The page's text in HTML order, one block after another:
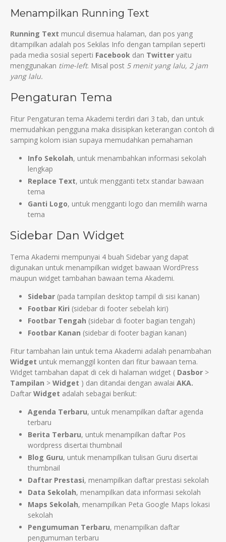
Menampilkan Running Text
Running Text muncul disemua halaman, dan pos yang
ditampilkan adalah pos Sekilas Info dengan tampilan seperti
pada media sosial seperti Facebook dan Twitter yaitu
menggunakan time-left. Misal post 5 menit yang lalu, 2 jam
yang lalu.
Pengaturan Tema
Fitur Pengaturan tema Akademi terdiri dari 3 tab, dan untuk
memudahkan pengguna maka disisipkan keterangan contoh di
samping kolom isian supaya memudahkan pemahaman
Info Sekolah, untuk menambahkan informasi sekolah
lengkap
Replace Text, untuk mengganti tetx standar bawaan
tema
Ganti Logo, untuk mengganti logo dan memilih warna
tema
Sidebar Dan Widget
Tema Akademi mempunyai 4 buah Sidebar yang dapat
digunakan untuk menampilkan widget bawaan WordPress
maupun widget tambahan bawaan tema Akademi.
Sidebar (pada tampilan desktop tampil di sisi kanan)
Footbar Kiri (sidebar di footer sebelah kiri)
Footbar Tengah (sidebar di footer bagian tengah)
Footbar Kanan (sidebar di footer bagian kanan)
Fitur tambahan lain untuk tema Akademi adalah penambahan
Widget untuk memanggil konten dari fitur bawaan tema.
Widget tambahan dapat di cek di halaman widget ( Dasbor >
Tampilan > Widget ) dan ditandai dengan awalai AKA.
Daftar Widget adalah sebagai berikut:
Agenda Terbaru, untuk menampilkan daftar agenda
terbaru
Berita Terbaru, untuk menampilkan daftar Pos
wordpress disertai thumbnail
Blog Guru, untuk menampilkan tulisan Guru disertai
thumbnail
Daftar Prestasi, menampilkan daftar prestasi sekolah
Data Sekolah, menampilkan data informasi sekolah
Maps Sekolah, menampilkan Peta Google Maps lokasi
sekolah
Pengumuman Terbaru, menampilkan daftar
pengumuman terbaru